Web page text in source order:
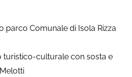
parco Comunale di Isola Rizza
turistico-culturale con sosta e